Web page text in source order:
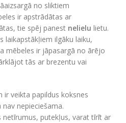
no sliktiem
ir apstrādātas ar
tie spēj panest nelielu lietu.
laikapstākļiem ilgāku laiku,
mēbeles ir jāpasargā no ārējo
tās ar brezentu vai
ir veikta papildus koksnes
nepieciešama.
netīrumus, putekļus, varat tīrīt ar